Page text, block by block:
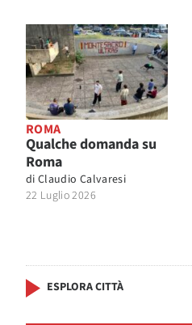
ROMA
Qualche domanda su
Roma
di Claudio Calvaresi
22 Luglio 2026
ESPLORA CITTÀ